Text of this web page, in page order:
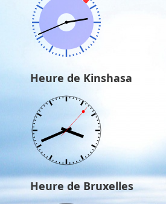
Heure de Kinshasa
Heure de Bruxelles